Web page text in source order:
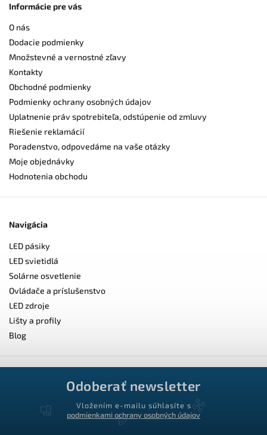
Informácie pre vás
O nás
Dodacie podmienky
Množstevné a vernostné zľavy
Kontakty
Obchodné podmienky
Podmienky ochrany osobných údajov
Uplatnenie práv spotrebiteľa, odstúpenie od zmluvy
Riešenie reklamácií
Poradenstvo, odpovedáme na vaše otázky
Moje objednávky
Hodnotenia obchodu
Navigácia
LED pásiky
LED svietidlá
Solárne osvetlenie
Ovládače a príslušenstvo
LED zdroje
Lišty a profily
Blog
Odoberať newsletter
Vložením e-mailu súhlasíte s
podmienkami ochrany osobných údajov